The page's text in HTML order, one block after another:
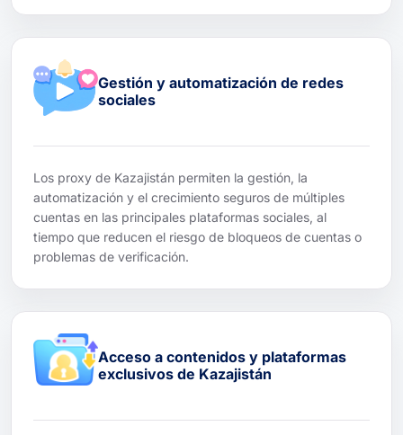
Gestión y automatización de redes
sociales
Los proxy de Kazajistán permiten la gestión, la
automatización y el crecimiento seguros de múltiples
cuentas en las principales plataformas sociales, al
tiempo que reducen el riesgo de bloqueos de cuentas o
problemas de verificación.
Acceso a contenidos y plataformas
exclusivos de Kazajistán